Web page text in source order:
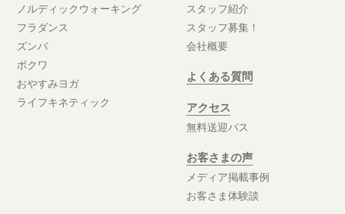
ノルディックウォーキング
フラダンス
ズンバ
ボクワ
おやすみヨガ
ライフキネティック
スタッフ紹介
スタッフ募集！
会社概要
よくある質問
アクセス
無料送迎バス
お客さまの声
メディア掲載事例
お客さま体験談